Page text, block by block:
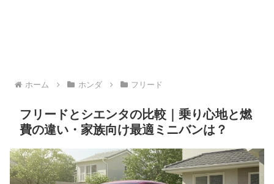
ホーム ホンダ フリード
フリードとシエンタの比較｜乗り心地と燃
費の違い・家族向け最適ミニバンは？